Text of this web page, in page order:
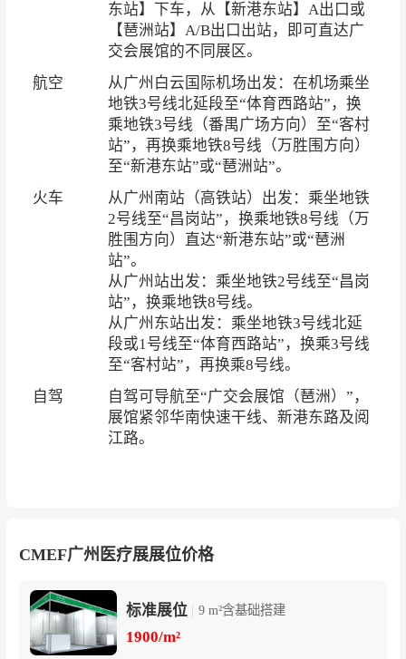
东站】下车，从【新港东站】A出口或
【琶洲站】A/B出口出站，即可直达广
交会展馆的不同展区。
航空
从广州白云国际机场出发：在机场乘坐
地铁3号线北延段至“体育西路站”，换
乘地铁3号线（番禺广场方向）至“客村
站”，再换乘地铁8号线（万胜围方向）
至“新港东站”或“琶洲站”。
火车
从广州南站（高铁站）出发：乘坐地铁
2号线至“昌岗站”，换乘地铁8号线（万
胜围方向）直达“新港东站”或“琶洲
站”。
从广州站出发：乘坐地铁2号线至“昌岗
站”，换乘地铁8号线。
从广州东站出发：乘坐地铁3号线北延
段或1号线至“体育西路站”，换乘3号线
至“客村站”，再换乘8号线。
自驾
自驾可导航至“广交会展馆（琶洲）”，
展馆紧邻华南快速干线、新港东路及阅
江路。
CMEF广州医疗展展位价格
标准展位 | 9 m²含基础搭建
1900/m²